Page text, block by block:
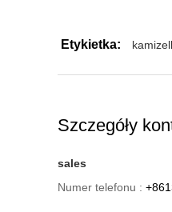
Etykietka:
Szczegóły
sales
Numer telefonu :